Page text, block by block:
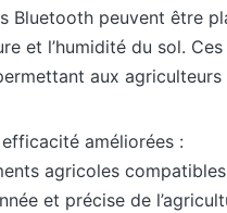
Bluetooth peuvent être
et l’humidité du sol.
aux
améliorées :
agricoles
et précise de